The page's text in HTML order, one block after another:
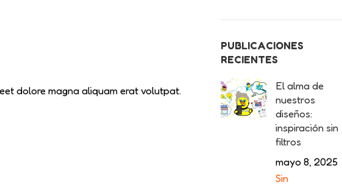
dolore magna aliquam erat volutpat.
PUBLICACIONES
RECIENTES
El alma de
nuestros
diseños:
inspiración sin
filtros
mayo 8, 2025
Sin